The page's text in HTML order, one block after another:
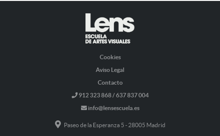
Cookies
Aviso Legal
Contacto
912 323 868 / 637 837 004
info@lensescuela.es
Paseo de la Esperanza 5 - 28005 Madrid